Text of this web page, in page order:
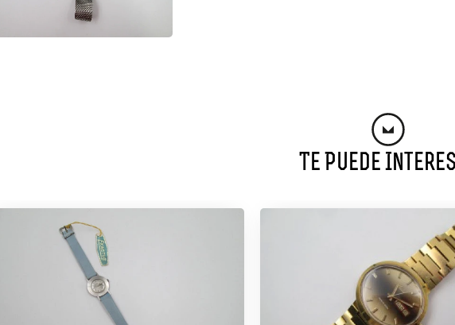
Te Puede